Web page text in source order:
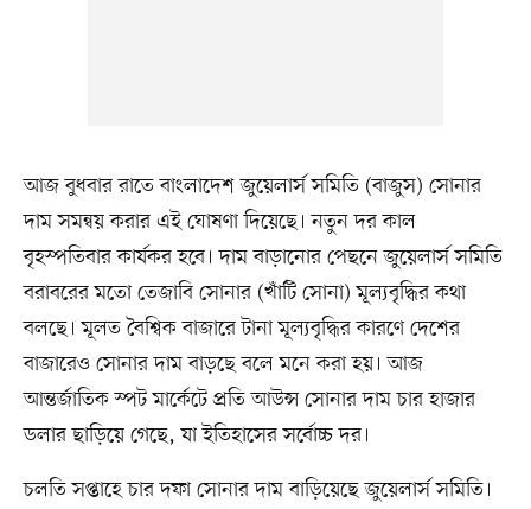
আজ বুধবার রাতে বাংলাদেশ জুয়েলার্স সমিতি (বাজুস) সোনার
দাম সমন্বয় করার এই ঘোষণা দিয়েছে। নতুন দর কাল
বৃহস্পতিবার কার্যকর হবে। দাম বাড়ানোর পেছনে জুয়েলার্স সমিতি
বরাবরের মতো তেজাবি সোনার (খাঁটি সোনা) মূল্যবৃদ্ধির কথা
বলছে। মূলত বৈশ্বিক বাজারে টানা মূল্যবৃদ্ধির কারণে দেশের
বাজারেও সোনার দাম বাড়ছে বলে মনে করা হয়। আজ
আন্তর্জাতিক স্পট মার্কেটে প্রতি আউন্স সোনার দাম চার হাজার
ডলার ছাড়িয়ে গেছে, যা ইতিহাসের সর্বোচ্চ দর।
চলতি সপ্তাহে চার দফা সোনার দাম বাড়িয়েছে জুয়েলার্স সমিতি।